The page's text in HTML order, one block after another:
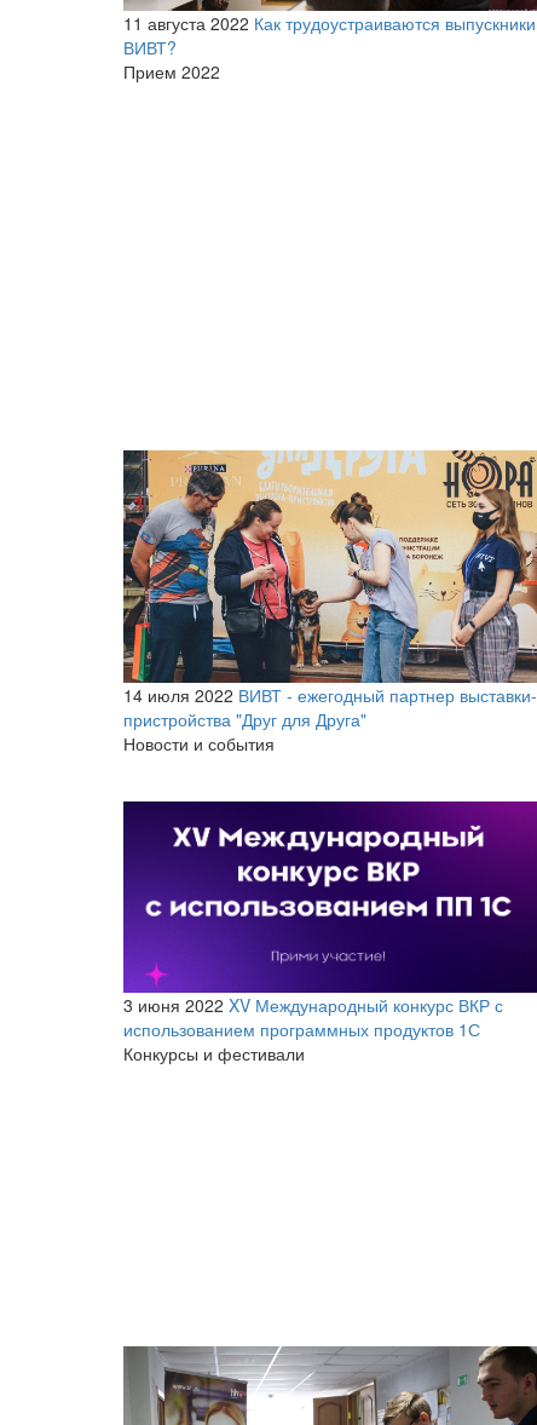
11 августа 2022 Как трудоустраиваются выпускники
ВИВТ?
Прием 2022
14 июля 2022 ВИВТ - ежегодный партнер выставки-
пристройства "Друг для Друга"
Новости и события
3 июня 2022 XV Международный конкурс ВКР с
использованием программных продуктов 1С
Конкурсы и фестивали